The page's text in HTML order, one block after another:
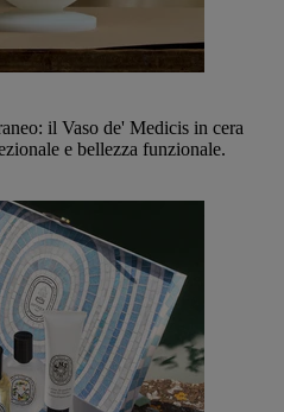
il Vaso de' Medicis in cera
e bellezza funzionale.